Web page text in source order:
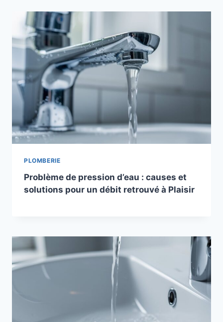
PLOMBERIE
Problème de pression d’eau : causes et
solutions pour un débit retrouvé à Plaisir